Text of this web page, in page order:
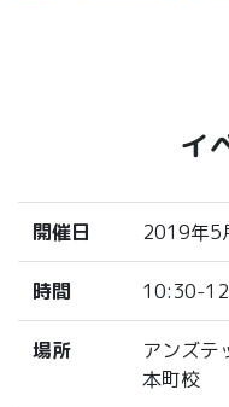
イ
開催日 2019年5
時間 10:30-
場所
アンズテ
本町校